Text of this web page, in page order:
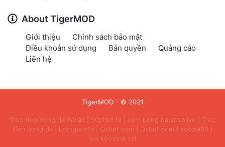
About TigerMOD
Giới thiệu
Chính sách bảo mật
Điều khoản sử dụng
Bản quyền
Quảng cáo
Liên hệ
TigerMOD- © 2021
Truc tiep bong da Xoilac 90phut tv xem bong da socolive
Truc
tiep bong da
luongsontv Oxbet com Oxbet com xocdia88
soi kèo nhà cái